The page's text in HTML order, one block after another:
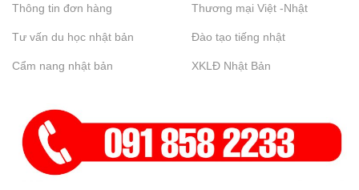
Thông tin đơn hàng Thương mại Việt -Nhật
Tư vấn du học nhật bản Đào tạo tiếng nhật
Cẩm nang nhật bản XKLĐ Nhật Bản